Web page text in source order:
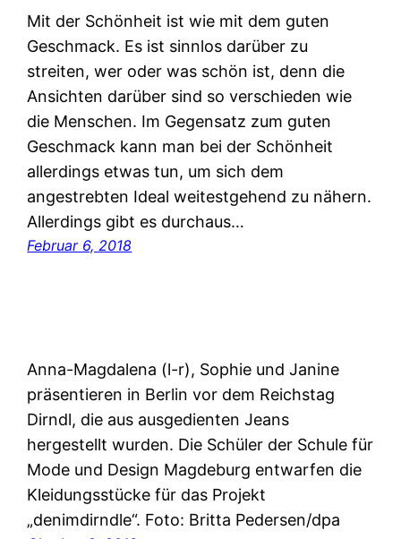
Mit der Schönheit ist wie mit dem guten
Geschmack. Es ist sinnlos darüber zu
streiten, wer oder was schön ist, denn die
Ansichten darüber sind so verschieden wie
die Menschen. Im Gegensatz zum guten
Geschmack kann man bei der Schönheit
allerdings etwas tun, um sich dem
angestrebten Ideal weitestgehend zu nähern.
Allerdings gibt es durchaus…
Februar 6, 2018
Anna-Magdalena (l-r), Sophie und Janine
präsentieren in Berlin vor dem Reichstag
Dirndl, die aus ausgedienten Jeans
hergestellt wurden. Die Schüler der Schule für
Mode und Design Magdeburg entwarfen die
Kleidungsstücke für das Projekt
„denimdirndle“. Foto: Britta Pedersen/dpa